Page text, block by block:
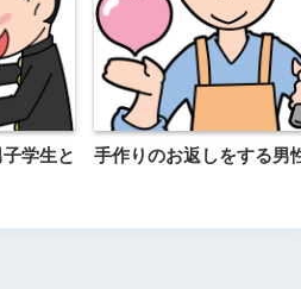
学生と
手作りのお返しをする男